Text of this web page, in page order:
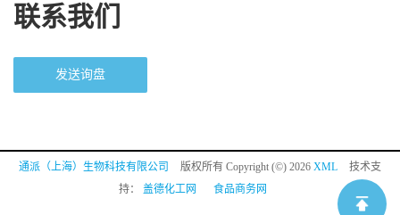
联系我们
发送询盘
通派（上海）生物科技有限公司 版权所有 Copyright (©) 2026 XML
技术支
持： 盖德化工网 食品商务网